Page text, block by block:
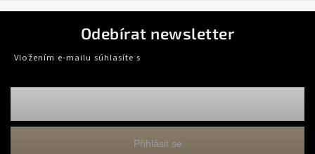
Odebírat newsletter
Vložením e-mailu súhlasíte s
Přihlásit se